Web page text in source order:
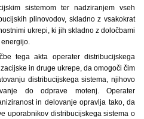
sistemom ter nadziranjem vseh
plinovodov, skladno z vsakokrat
ukrepi, ki jih skladno z določbami
energijo.
tega akta operater distribucijskega
in druge ukrepe, da omogoči čim
distribucijskega sistema, njihovo
do odprave motenj. Operater
in delovanje opravlja tako, da
uporabnikov distribucijskega sistema o